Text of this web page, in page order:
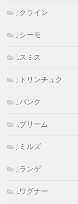
J.クライン
J.シーモ
J.スミス
J.トリンチュク
J.バンク
J.ブリーム
J.ミルズ
J.ランゲ
J.ワグナー